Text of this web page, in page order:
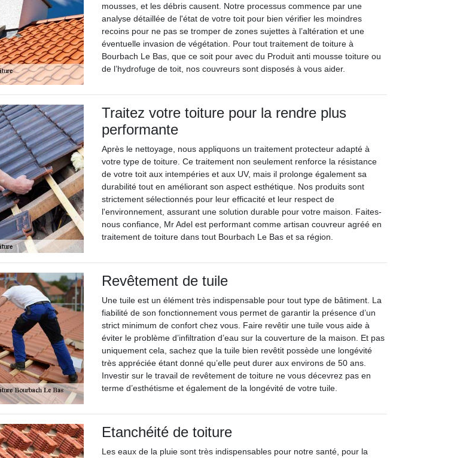
mousses, et les débris causent. Notre processus commence par une
analyse détaillée de l'état de votre toit pour bien vérifier les moindres
recoins pour ne pas se tromper de zones sujettes à l’altération et une
éventuelle invasion de végétation. Pour tout traitement de toiture à
Bourbach Le Bas, que ce soit pour avec du Produit anti mousse toiture ou
de l’hydrofuge de toit, nos couvreurs sont disposés à vous aider.
Traitez votre toiture pour la rendre plus
performante
Après le nettoyage, nous appliquons un traitement protecteur adapté à
votre type de toiture. Ce traitement non seulement renforce la résistance
de votre toit aux intempéries et aux UV, mais il prolonge également sa
durabilité tout en améliorant son aspect esthétique. Nos produits sont
strictement sélectionnés pour leur efficacité et leur respect de
l'environnement, assurant une solution durable pour votre maison. Faites-
nous confiance, Mr Adel est performant comme artisan couvreur agréé en
traitement de toiture dans tout Bourbach Le Bas et sa région.
Revêtement de tuile
Une tuile est un élément très indispensable pour tout type de bâtiment. La
fiabilité de son fonctionnement vous permet de garantir la présence d’un
strict minimum de confort chez vous. Faire revêtir une tuile vous aide à
éviter le problème d’infiltration d’eau sur la couverture de la maison. Et pas
uniquement cela, sachez que la tuile bien revêtit possède une longévité
très appréciée étant donné qu’elle peut durer aux environs de 50 ans.
Investir sur le travail de revêtement de toiture ne vous décevrez pas en
terme d’esthétisme et également de la longévité de votre tuile.
Etanchéité de toiture
Les eaux de la pluie sont très indispensables pour notre santé, pour la